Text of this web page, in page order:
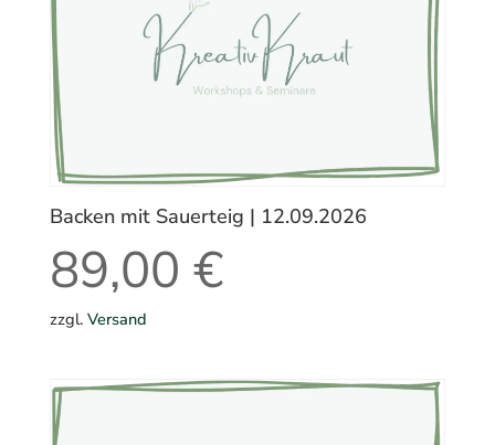
Backen mit Sauerteig | 12.09.2026
89,00 €
zzgl. Versand